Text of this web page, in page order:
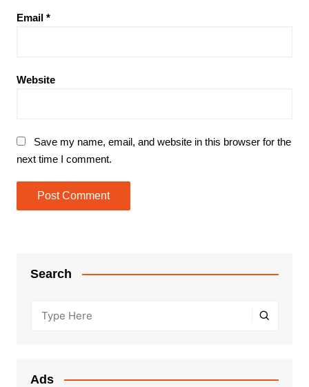
Email *
Website
Save my name, email, and website in this browser for the
next time I comment.
Search
Ads